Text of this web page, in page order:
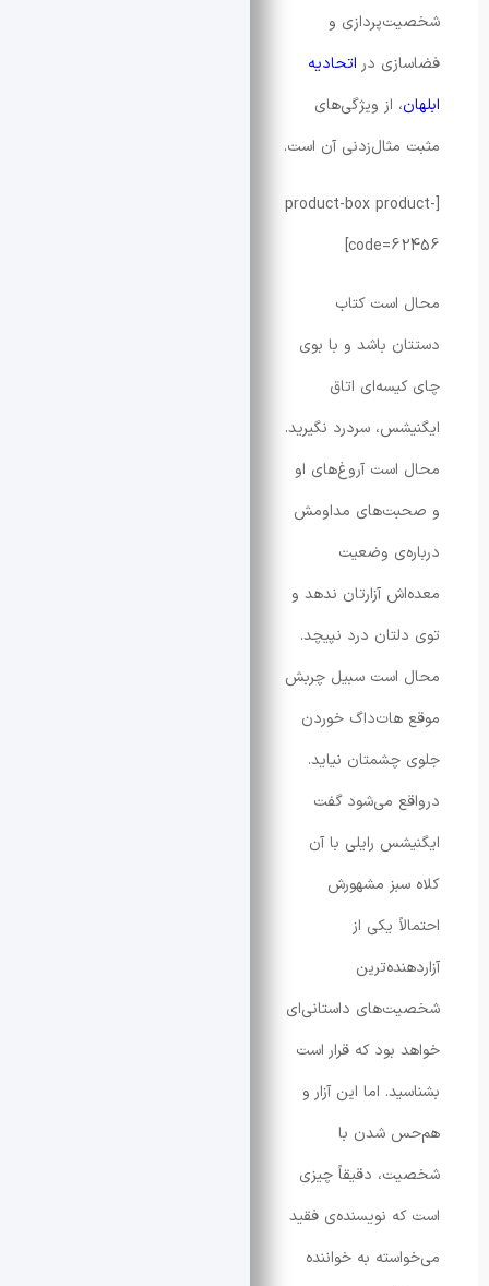
و
اتحادیه
، از ویژگی‌های
آن است.
[product-box
کتاب
باشد و با بوی
اتاق
سردرد نگیرید.
آروغ‌های او
مداومش
وضعیت
آزارتان ندهد و
درد نپیچد.
سبیل چربش
خوردن
نیاید.
می‌شود گفت
رایلی با آن
مشهورش
داستانی‌ای
که قرار است
اما این آزار و
شدن با
دقیقاً چیزی
نویسنده‌ی فقید
به خواننده